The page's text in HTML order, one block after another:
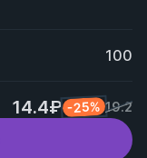
100
14.4₽ -25% 19.2